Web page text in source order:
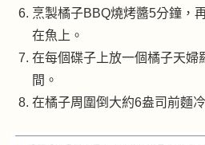
烹製橘子BBQ燒烤醬5分鐘，
在魚上。
在每個碟子上放一個橘子天婦
間。
在橘子周圍倒大約6盎司前麵